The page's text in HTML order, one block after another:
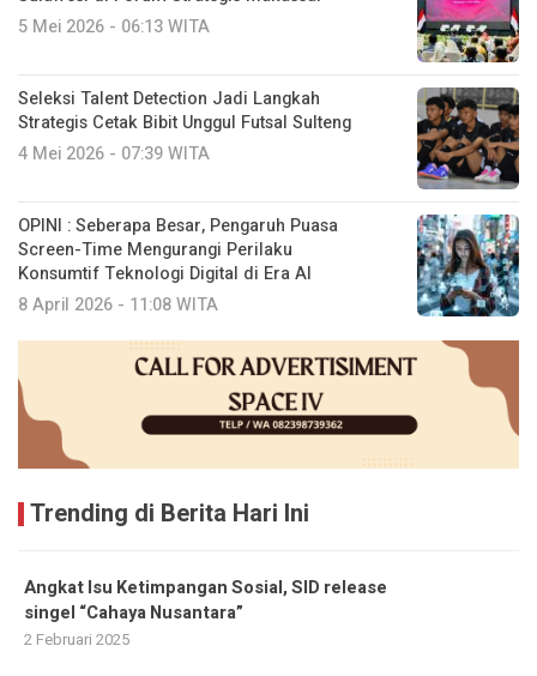
5 Mei 2026 - 06:13 WITA
Seleksi Talent Detection Jadi Langkah
Strategis Cetak Bibit Unggul Futsal Sulteng
4 Mei 2026 - 07:39 WITA
OPINI : Seberapa Besar, Pengaruh Puasa
Screen-Time Mengurangi Perilaku
Konsumtif Teknologi Digital di Era AI
8 April 2026 - 11:08 WITA
Trending di Berita Hari Ini
Angkat Isu Ketimpangan Sosial, SID release
singel “Cahaya Nusantara”
2 Februari 2025